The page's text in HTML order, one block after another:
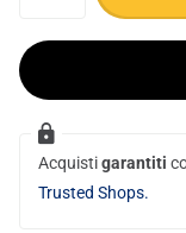
Acquistigarantiti
Trusted Shops.